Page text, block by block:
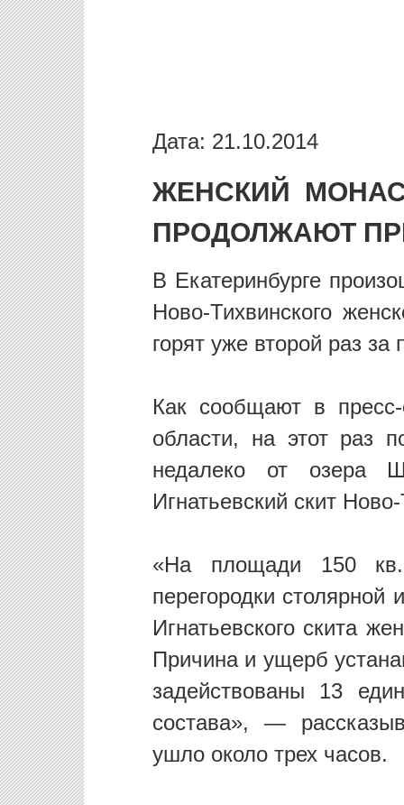
Дата: 21.10.2014
ЖЕНСКИЙ
ПРОДОЛЖАЮТ
В Екатеринбурге
Ново-Тихвинского
горят уже второй раз
Как сообщают в
области, на этот раз
недалеко от озера
Игнатьевский скит
«На площади 150
перегородки столярной
Игнатьевского скита
Причина и ущерб
задействованы 13
состава», —
ушло около трех часов.